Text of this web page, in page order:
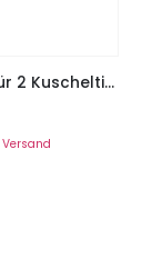
Stoffpaket Schildkröte Romea / Stoff für 2 Kuscheltiere – Mädchenkram
Versand